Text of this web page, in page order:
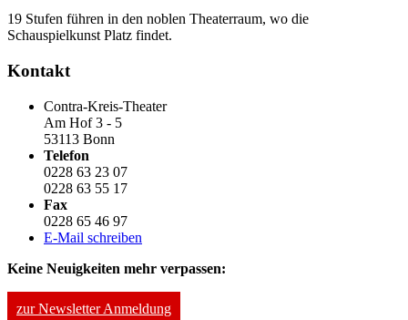
19 Stufen führen in den noblen Theaterraum, wo die
Schauspielkunst Platz findet.
Kontakt
Contra-Kreis-Theater
Am Hof 3 - 5
53113 Bonn
Telefon
0228 63 23 07
0228 63 55 17
Fax
0228 65 46 97
E-Mail schreiben
Keine Neuigkeiten mehr verpassen:
zur Newsletter Anmeldung